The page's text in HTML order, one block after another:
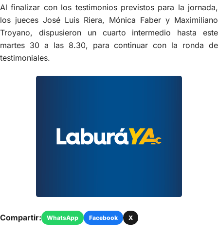
Al finalizar con los testimonios previstos para la jornada,
los jueces José Luis Riera, Mónica Faber y Maximiliano
Troyano, dispusieron un cuarto intermedio hasta este
martes 30 a las 8.30, para continuar con la ronda de
testimoniales.
Compartir: WhatsApp Facebook X